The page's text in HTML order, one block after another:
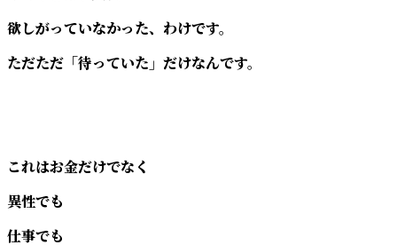
欲しがっていなかった、わけです。
ただただ「待っていた」だけなんです。
これはお金だけでなく
異性でも
仕事でも